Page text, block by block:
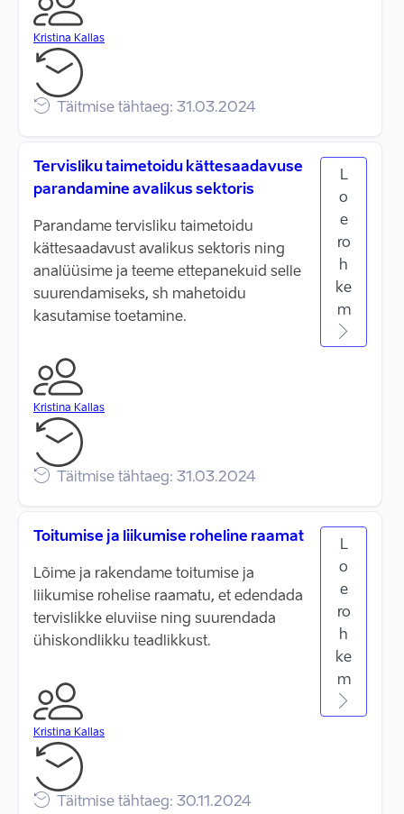
Kristina Kallas
Täitmise tähtaeg: 31.03.2024
Tervisliku taimetoidu kättesaadavuse
parandamine avalikus sektoris
Parandame tervisliku taimetoidu
kättesaadavust avalikus sektoris ning
analüüsime ja teeme ettepanekuid selle
suurendamiseks, sh mahetoidu
kasutamise toetamine.
Kristina Kallas
Täitmise tähtaeg: 31.03.2024
L
o
e
ro
h
ke
m
Toitumise ja liikumise roheline raamat
Lõime ja rakendame toitumise ja
liikumise rohelise raamatu, et edendada
tervislikke eluviise ning suurendada
ühiskondlikku teadlikkust.
Kristina Kallas
Täitmise tähtaeg: 30.11.2024
L
o
e
ro
h
ke
m